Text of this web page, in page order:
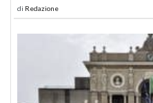
di Redazione